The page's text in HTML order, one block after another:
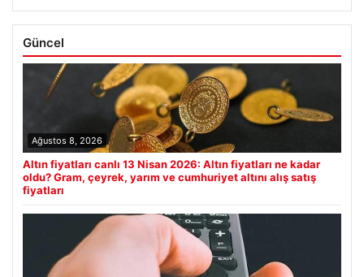
Güncel
Ağustos 8, 2026
Altın fiyatları canlı 13 Nisan 2026: Altın fiyatları ne kadar
oldu? Gram, çeyrek, yarım ve cumhuriyet altını alış satış
fiyatları